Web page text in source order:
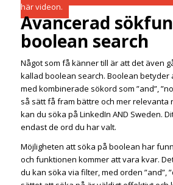
här videon.
Avancerad
boolean search
Något som få känner till är att det även
kallad boolean search. Boolean betyder
med kombinerade sökord som ”and”,
så sätt få fram bättre och mer relevanta
kan du söka på LinkedIn AND Sweden.
endast de ord du har valt.
Möjligheten att söka på boolean har
och funktionen kommer att vara kvar.
du kan söka via filter, med orden ”and”,